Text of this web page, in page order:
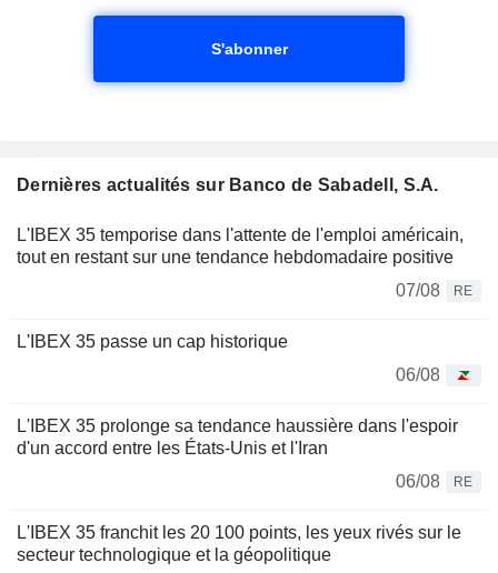
S'abonner
Dernières actualités sur Banco de Sabadell, S.A.
L'IBEX 35 temporise dans l'attente de l'emploi américain,
tout en restant sur une tendance hebdomadaire positive
07/08
RE
L'IBEX 35 passe un cap historique
06/08
L'IBEX 35 prolonge sa tendance haussière dans l'espoir
d'un accord entre les États-Unis et l'Iran
06/08
RE
L'IBEX 35 franchit les 20 100 points, les yeux rivés sur le
secteur technologique et la géopolitique